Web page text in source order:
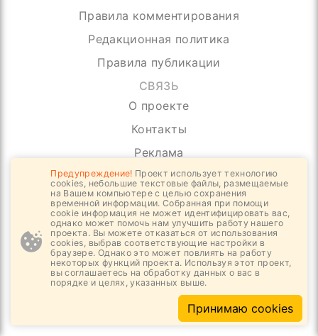
Правила комментирования
Редакционная политика
Правила публикации
СВЯЗЬ
О проекте
Контакты
Реклама
Ничего лишнего, только самое важное
Отправить
Обратная связь
Предупреждение! Проект использует технологию
cookies, небольшие текстовые файлы, размещаемые
на Вашем компьютере с целью сохранения
временной информации. Собранная при помощи
cookie информация не может идентифицировать вас,
однако может помочь нам улучшить работу нашего
проекта. Вы можете отказаться от использования
cookies, выбрав соответствующие настройки в
браузере. Однако это может повлиять на работу
некоторых функций проекта. Используя этот проект,
вы соглашаетесь на обработку данных о вас в
порядке и целях, указанных выше.
Принимаю cookies